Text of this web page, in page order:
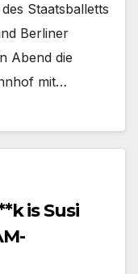
Staatsballetts
Berliner
Abend die
mit…
is Susi